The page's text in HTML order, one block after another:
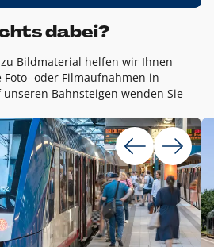
dabei?
Bildmaterial helfen wir Ihnen
oder Filmaufnahmen in
Bahnsteigen wenden Sie